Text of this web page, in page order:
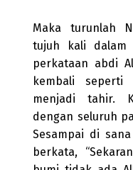
Maka turunlah
tujuh kali dalam
perkataan abdi
kembali
menjadi tahir.
dengan seluruh
Sesampai di
berkata,